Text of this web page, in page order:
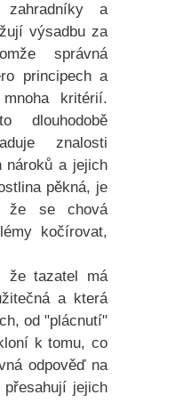
a
výsadbu za
správná
principech a
kritérií.
dlouhodobě
znalosti
nároků a jejich
pěkná, je
že se chová
kočírovat,
že tazatel má
a která
od "plácnutí"
k tomu, co
odpověď na
jejich